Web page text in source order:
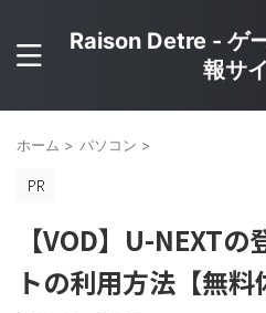
Raison Detre - ゲ
報サ
ホーム > パソコン >
【VOD】U-NEXT
トの利用方法【無料